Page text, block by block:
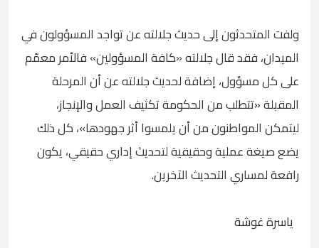
ولفت المتحدثون إلى حديث جلالته عن تواجد المسؤولون في
الميدان، فقد قال جلالته «كافة المسؤولين» فالأمر معمّم
على كل مسؤول، إضافة لحديث جلالته عن أن المرحلة
المقبلة «تتطلب من الحكومة تكثيف العمل والإنجاز،
ليتمكن المواطنون من أن يلمسوا أثر جهودها»، كل ذلك
يضع صيغة عملية وحقيقية لتحديث إداري حقيقي، يكون
رافعة لمساري التحديث الآخرين.
ياسرة غوشة